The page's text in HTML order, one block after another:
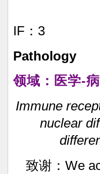
IF：3
Pathology
领域：医学-
Immune
nuclear
致谢：We